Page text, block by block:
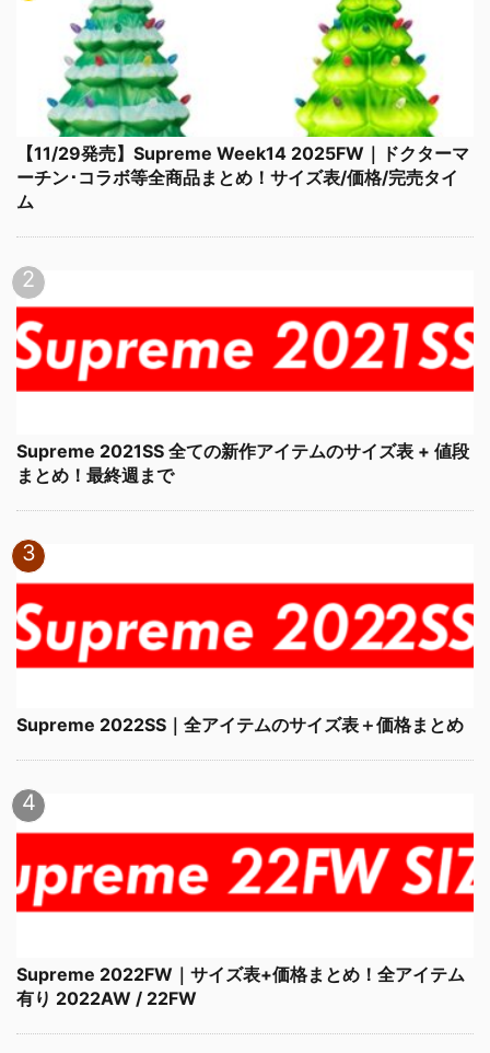
【11/29発売】Supreme Week14 2025FW｜ドクターマ
ーチン･コラボ等全商品まとめ！サイズ表/価格/完売タイ
ム
Supreme 2021SS 全ての新作アイテムのサイズ表 + 値段
まとめ！最終週まで
Supreme 2022SS｜全アイテムのサイズ表＋価格まとめ
Supreme 2022FW｜サイズ表+価格まとめ！全アイテム
有り 2022AW / 22FW